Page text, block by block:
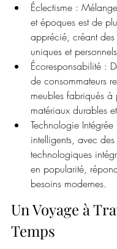
Éclectisme :
et époques est de
apprécié, créant des
uniques et
Écoresponsabilité :
de consommateurs
meubles fabriqués à
matériaux durables
Technologie Intégrée
intelligents, avec
technologiques
en popularité,
besoins modernes.
Un Voyage à
Temps